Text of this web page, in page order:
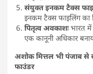
संयुक्त इनकम टैक्स
इनकम टैक्स फाइलिंग का
पितृत्व अवकाशःभारत में
एक कानूनी अधिकार
अशोक मित्तल भी पंजाब से
फाउंडर